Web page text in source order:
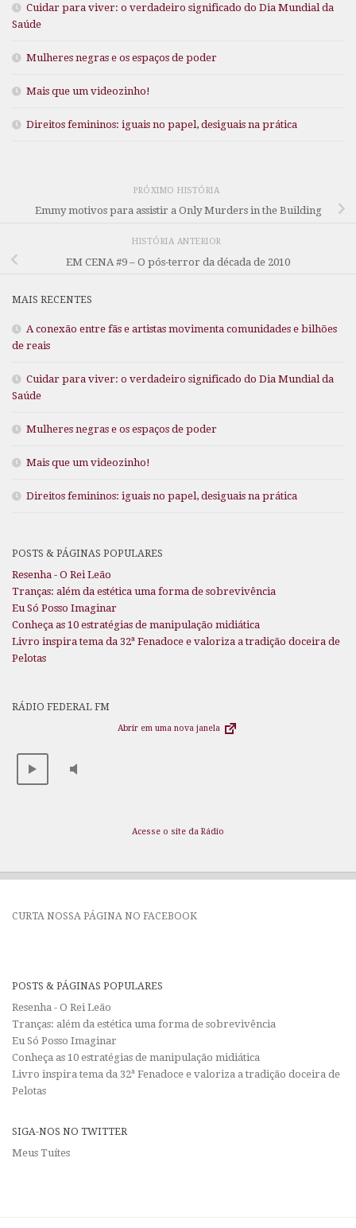
Cuidar para viver: o verdadeiro significado do Dia Mundial da
Saúde
Mulheres negras e os espaços de poder
Mais que um videozinho!
Direitos femininos: iguais no papel, desiguais na prática
PRÓXIMO HISTÓRIA
Emmy motivos para assistir a Only Murders in the Building
HISTÓRIA ANTERIOR
EM CENA #9 – O pós-terror da década de 2010
MAIS RECENTES
A conexão entre fãs e artistas movimenta comunidades e bilhões
de reais
Cuidar para viver: o verdadeiro significado do Dia Mundial da
Saúde
Mulheres negras e os espaços de poder
Mais que um videozinho!
Direitos femininos: iguais no papel, desiguais na prática
POSTS & PÁGINAS POPULARES
Resenha - O Rei Leão
Tranças: além da estética uma forma de sobrevivência
Eu Só Posso Imaginar
Conheça as 10 estratégias de manipulação midiática
Livro inspira tema da 32ª Fenadoce e valoriza a tradição doceira de
Pelotas
RÁDIO FEDERAL FM
Abrir em uma nova janela
Acesse o site da Rádio
CURTA NOSSA PÁGINA NO FACEBOOK
POSTS & PÁGINAS POPULARES
Resenha - O Rei Leão
Tranças: além da estética uma forma de sobrevivência
Eu Só Posso Imaginar
Conheça as 10 estratégias de manipulação midiática
Livro inspira tema da 32ª Fenadoce e valoriza a tradição doceira de
Pelotas
SIGA-NOS NO TWITTER
Meus Tuítes